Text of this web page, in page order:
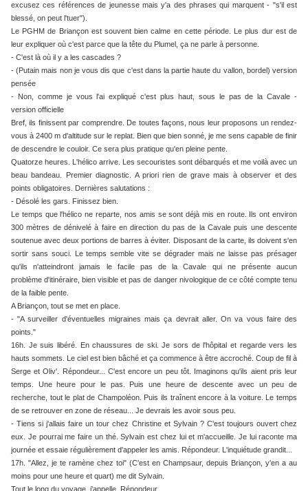
excusez ces références de jeunesse mais y'a des phrases qui marquent - "s'il est
blessé, on peut l'tuer").
Le PGHM de Briançon est souvent bien calme en cette période. Le plus dur est de
leur expliquer où c'est parce que la tête du Plumel, ça ne parle à personne.
- C'est là où il y a les cascades ?
- (Putain mais non je vous dis que c'est dans la partie haute du vallon, bordel) version
pensée
- Non, comme je vous l'ai expliqué c'est plus haut, sous le pas de la Cavale -
version officielle
Bref, ils finissent par comprendre. De toutes façons, nous leur proposons un rendez-
vous à 2400 m d'altitude sur le replat. Bien que bien sonné, je me sens capable de finir
de descendre le couloir. Ce sera plus pratique qu'en pleine pente.
Quatorze heures. L'hélico arrive. Les secouristes sont débarqués et me voilà avec un
beau bandeau. Premier diagnostic. A priori rien de grave mais à observer et des
points obligatoires.
Dernières salutations :
- Désolé les gars. Finissez bien.
Le temps que l'hélico ne reparte, nos amis se sont déjà mis en route. Ils ont environ
300 mètres de dénivelé à faire en direction du pas de la Cavale puis une descente
soutenue avec deux portions de barres à éviter. Disposant de la carte, ils doivent s'en
sortir sans souci. Le temps semble vite se dégrader mais ne laisse pas présager
qu'ils n'atteindront jamais le facile pas de la Cavale qui ne présente aucun
problème d'itinéraire, bien visible et pas de danger nivologique de ce côté compte tenu
de la faible pente.
A Briançon, tout se met en place.
- "A surveiller d'éventuelles migraines mais ça devrait aller. On va vous faire des
points."
16h. Je suis libéré. En chaussures de ski. Je sors de l'hôpital et regarde vers les
hauts sommets. Le ciel est bien bâché et ça commence à être accroché. Coup de fil à
Serge et Oliv'. Répondeur... C'est encore un peu tôt. Imaginons qu'ils aient pris leur
temps. Une heure pour le pas. Puis une heure de descente avec un peu de
recherche, tout le plat de Champoléon. Puis ils traînent encore à la voiture. Le temps
de se retrouver en zone de réseau... Je devrais les avoir sous peu.
- Tiens si j'allais faire un tour chez Christine et Sylvain ? C'est toujours ouvert chez
eux. Je pourrai me faire un thé. Sylvain est chez lui et m'accueille. Je lui raconte ma
journée et essaie régulièrement d'appeler les amis. Répondeur. L'inquiétude grandit...
17h. "Allez, je te ramène chez toi" (C'est en Champsaur, depuis Briançon, y'en a au
moins pour une heure et quart) me dit Sylvain.
Tout le long du voyage, j'appelle. Répondeur.